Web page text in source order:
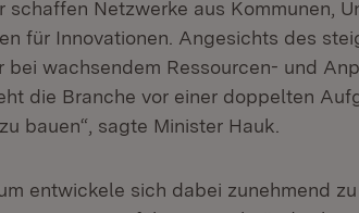
in neuem Fenster)
schaffen Netzwerke aus Kommunen,
für Innovationen. Angesichts des
bei wachsendem Ressourcen- und
in neuem Fenster)
die Branche vor einer doppelten
bauen“, sagte Minister Hauk.
entwickele sich dabei zunehmend